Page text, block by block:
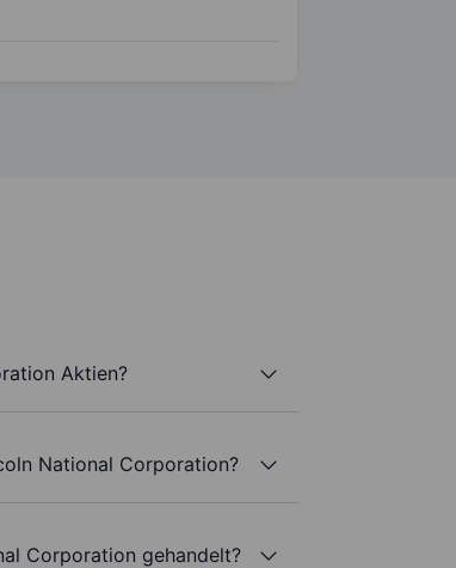
Aktien?
National Corporation?
Corporation gehandelt?